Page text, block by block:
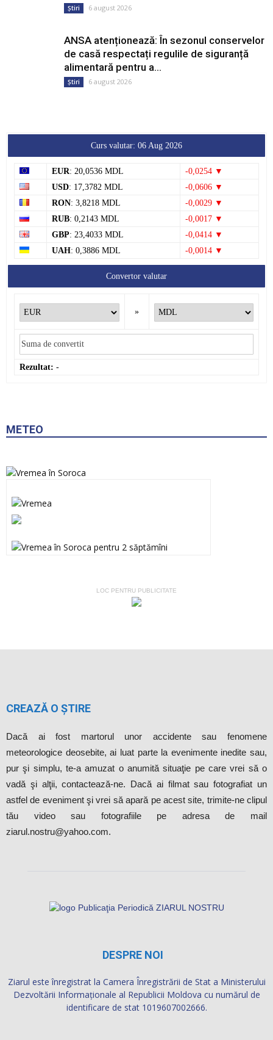
Știri 6 august 2026
ANSA atenționează: În sezonul conservelor
de casă respectați regulile de siguranță
alimentară pentru a...
Știri 6 august 2026
Curs valutar: 06 Aug 2026
EUR: 20,0536 MDL
-0,0254 ▼
USD: 17,3782 MDL
-0,0606 ▼
RON: 3,8218 MDL
-0,0029 ▼
RUB: 0,2143 MDL
-0,0017 ▼
GBP: 23,4033 MDL
-0,0414 ▼
UAH: 0,3886 MDL -0,0014 ▼
Convertor valutar
»
Rezultat: -
METEO
LOC PENTRU PUBLICITATE
CREAZĂ O ȘTIRE
Dacă ai fost martorul unor accidente sau fenomene
meteorologice deosebite, ai luat parte la evenimente inedite sau,
pur şi simplu, te-a amuzat o anumită situaţie pe care vrei să o
vadă şi alţii, contactează-ne. Dacă ai filmat sau fotografiat un
astfel de eveniment şi vrei să apară pe acest site, trimite-ne clipul
tău video sau fotografiile pe adresa de mail
ziarul.nostru@yahoo.com.
DESPRE NOI
Ziarul este înregistrat la Camera Înregistrării de Stat a Ministerului
Dezvoltării Informaţionale al Republicii Moldova cu numărul de
identificare de stat 1019607002666.